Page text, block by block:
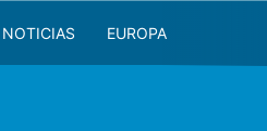
NOTICIAS EUROPA